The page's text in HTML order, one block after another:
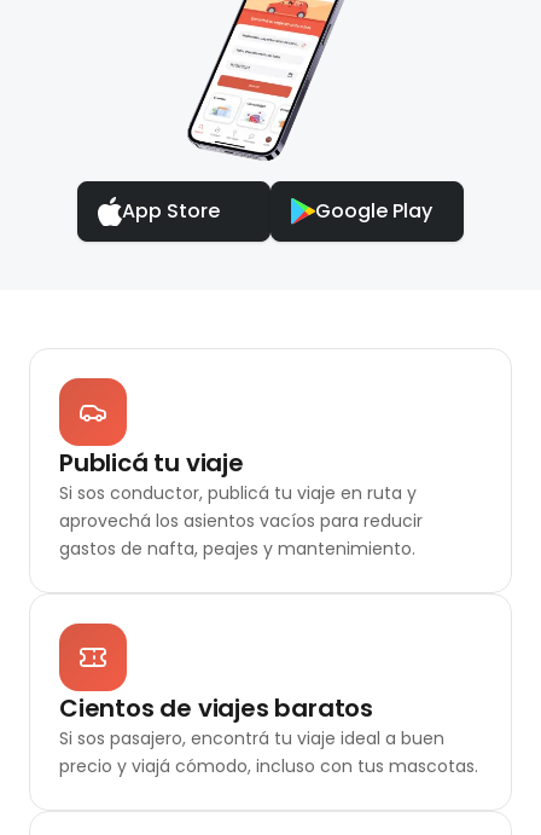
App Store Google Play
Publicá tu viaje
Si sos conductor, publicá tu viaje en ruta y
aprovechá los asientos vacíos para reducir
gastos de nafta, peajes y mantenimiento.
Cientos de viajes baratos
Si sos pasajero, encontrá tu viaje ideal a buen
precio y viajá cómodo, incluso con tus mascotas.